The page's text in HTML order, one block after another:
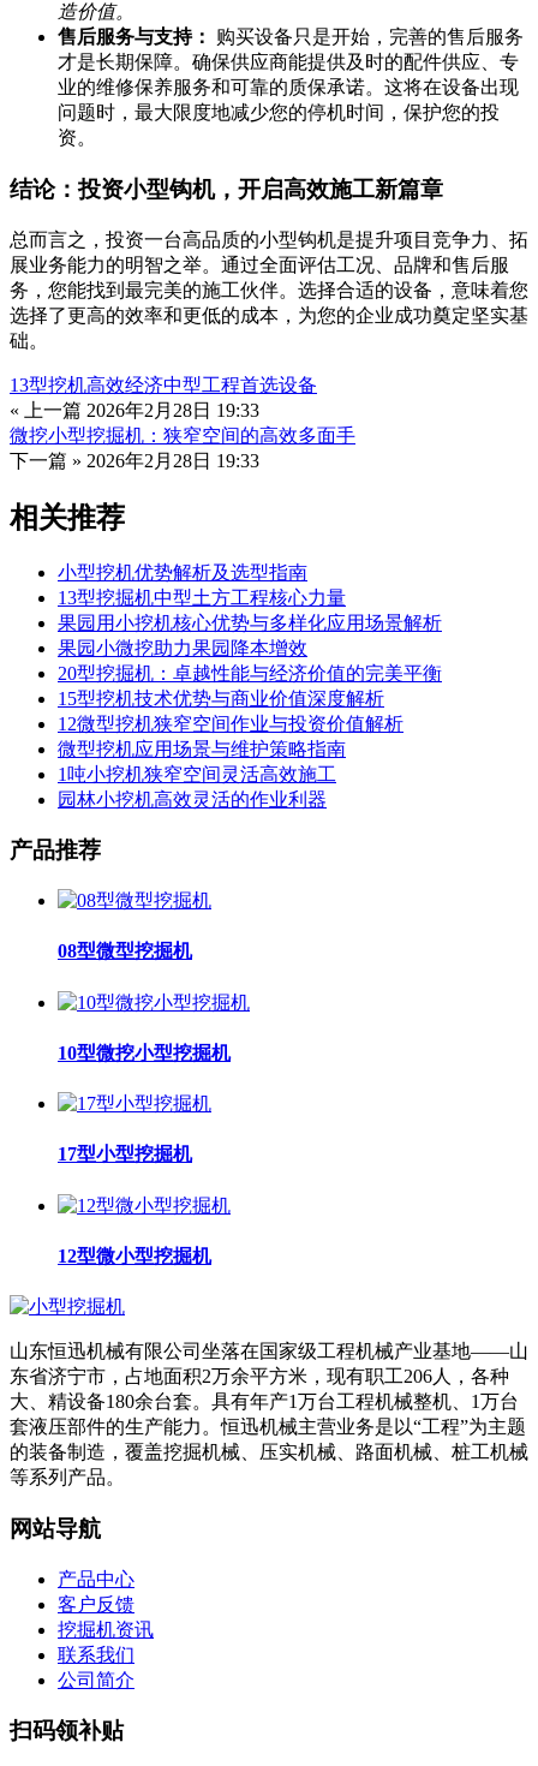
造价值。
售后服务与支持：
购买设备只是开始，完善的售后服务
才是长期保障。确保供应商能提供及时的配件供应、专
业的维修保养服务和可靠的质保承诺。这将在设备出现
问题时，最大限度地减少您的停机时间，保护您的投
资。
结论：投资小型钩机，开启高效施工新篇章
总而言之，投资一台高品质的小型钩机是提升项目竞争力、拓
展业务能力的明智之举。通过全面评估工况、品牌和售后服
务，您能找到最完美的施工伙伴。选择合适的设备，意味着您
选择了更高的效率和更低的成本，为您的企业成功奠定坚实基
础。
13型挖机高效经济中型工程首选设备
« 上一篇 2026年2月28日 19:33
微挖小型挖掘机：狭窄空间的高效多面手
下一篇 » 2026年2月28日 19:33
相关推荐
小型挖机优势解析及选型指南
13型挖掘机中型土方工程核心力量
果园用小挖机核心优势与多样化应用场景解析
果园小微挖助力果园降本增效
20型挖掘机：卓越性能与经济价值的完美平衡
15型挖机技术优势与商业价值深度解析
12微型挖机狭窄空间作业与投资价值解析
微型挖机应用场景与维护策略指南
1吨小挖机狭窄空间灵活高效施工
园林小挖机高效灵活的作业利器
产品推荐
08型微型挖掘机
10型微挖小型挖掘机
17型小型挖掘机
12型微小型挖掘机
山东恒迅机械有限公司坐落在国家级工程机械产业基地——山
东省济宁市，占地面积2万余平方米，现有职工206人，各种
大、精设备180余台套。具有年产1万台工程机械整机、1万台
套液压部件的生产能力。恒迅机械主营业务是以“工程”为主题
的装备制造，覆盖挖掘机械、压实机械、路面机械、桩工机械
等系列产品。
网站导航
产品中心
客户反馈
挖掘机资讯
联系我们
公司简介
扫码领补贴